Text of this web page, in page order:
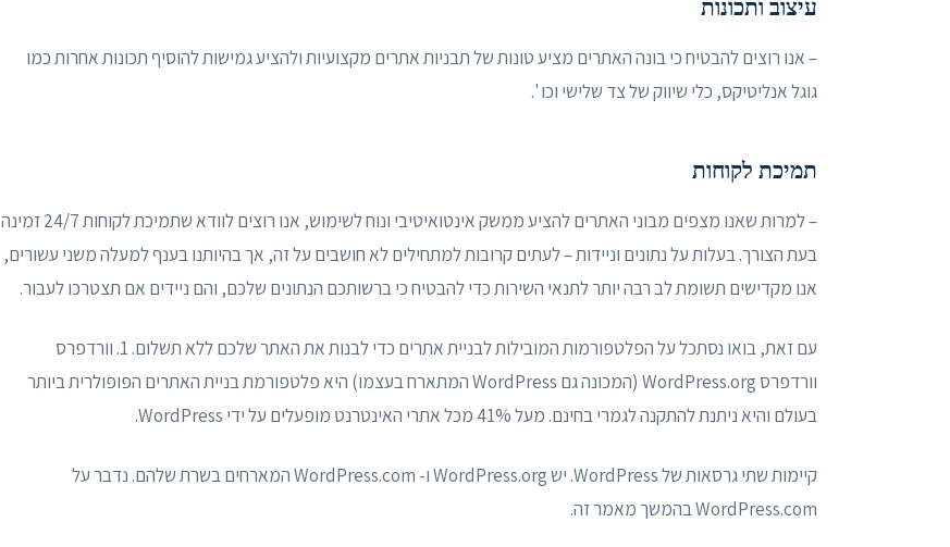
עיצוב ותכונות
– אנו רוצים להבטיח כי בונה האתרים מציע טונות של תבניות אתרים מקצועיות ולהציע גמישות להוסיף תכונות אחרות כמו
גוגל אנליטיקס, כלי שיווק של צד שלישי וכו '.
תמיכת לקוחות
– למרות שאנו מצפים מבוני האתרים להציע ממשק אינטואיטיבי ונוח לשימוש, אנו רוצים לוודא שתמיכת לקוחות 24/7 זמינה
בעת הצורך. בעלות על נתונים וניידות – לעתים קרובות למתחילים לא חושבים על זה, אך בהיותנו בענף למעלה משני עשורים,
אנו מקדישים תשומת לב רבה יותר לתנאי השירות כדי להבטיח כי ברשותכם הנתונים שלכם, והם ניידים אם תצטרכו לעבור.
עם זאת, בואו נסתכל על הפלטפורמות המובילות לבניית אתרים כדי לבנות את האתר שלכם ללא תשלום. 1. וורדפרס
וורדפרס WordPress.org (המכונה גם WordPress המתארח בעצמו) היא פלטפורמת בניית האתרים הפופולרית ביותר
בעולם והיא ניתנת להתקנה לגמרי בחינם. מעל 41% מכל אתרי האינטרנט מופעלים על ידי WordPress.
קיימות שתי גרסאות של WordPress. יש WordPress.org ו- WordPress.com המארחים בשרת שלהם. נדבר על
WordPress.com בהמשך מאמר זה.